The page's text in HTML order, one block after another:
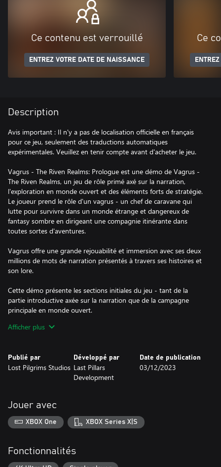
Ce contenu est verrouillé
ENTREZ VOTRE DATE DE NAISSANCE
Ce
Description
Avis important : Il n'y a pas de localisation officielle en français
pour ce jeu, seulement des traductions automatiques
expérimentales. Veuillez en tenir compte avant d'acheter le jeu.
Vagrus - The Riven Realms: Prologue est une démo de Vagrus -
The Riven Realms, un jeu de rôle primé axé sur la narration,
l'exploration en monde ouvert et des éléments forts de stratégie.
Le joueur prend le rôle d'un vagrus - un chef de caravane qui
lutte pour survivre dans un monde étrange et dangereux de
fantasy sombre en dirigeant une compagnie itinérante dans
toutes sortes d'aventures.
Vagrus offre une grande rejouabilité et immersion avec ses deux
millions de mots de narration présentés à travers ses histoires et
son lore.
Cette démo présente les sections initiales du jeu - tant de la
partie introductive axée sur la narration que de la campagne
principale en monde ouvert.
realms/9NSDNLFCDV3H/
abandonné par les dieux et dévasté par un cataclysme arcanique.
Accompagné d'un équipage robuste, vous devez commercer,
combattre et explorer pour réussir en tant que leader d'une
Vagrus est un jeu axé sur la narration, l'exploration en monde
ouvert et des éléments forts de stratégie. Le joueur prend le rôle
un monde étrange et périlleux de fantasy sombre en dirigeant
Afficher plus
Publié par
Lost Pilgrims Studios
Développé par
Last Pillars
Development
Date de publication
03/12/2023
Jouer avec
XBOX One XBOX Series X|S
Fonctionnalités